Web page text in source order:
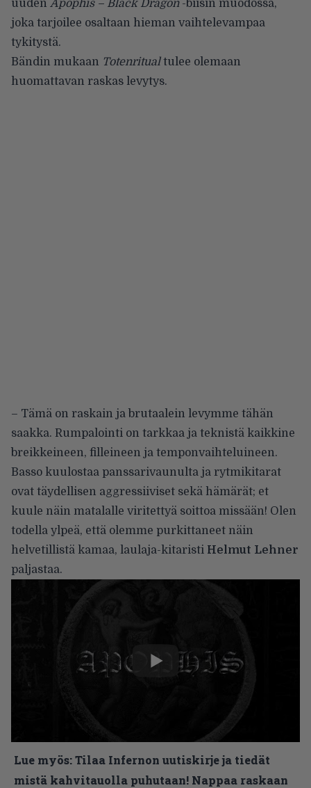
uuden Apophis – Black Dragon-biisin muodossa,
joka tarjoilee osaltaan hieman vaihtelevampaa
tykitystä.
Bändin mukaan Totenritualtulee olemaan
huomattavan raskas levytys.
– Tämä on raskain ja brutaalein levymme tähän
saakka. Rumpalointi on tarkkaa ja teknistä kaikkine
breikkeineen, filleineen ja temponvaihteluineen.
Basso kuulostaa panssarivaunulta ja rytmikitarat
ovat täydellisen aggressiiviset sekä hämärät; et
kuule näin matalalle viritettyä soittoa missään! Olen
todella ylpeä, että olemme purkittaneet näin
helvetillistä kamaa, laulaja-kitaristi Helmut Lehner
paljastaa.
Lue myös:Tilaa Infernon uutiskirje ja tiedät
mistä kahvitauolla puhutaan! Nappaa raskaan